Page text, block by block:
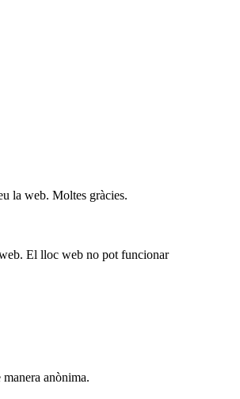
la web. Moltes gràcies.
El lloc web no pot funcionar
anònima.